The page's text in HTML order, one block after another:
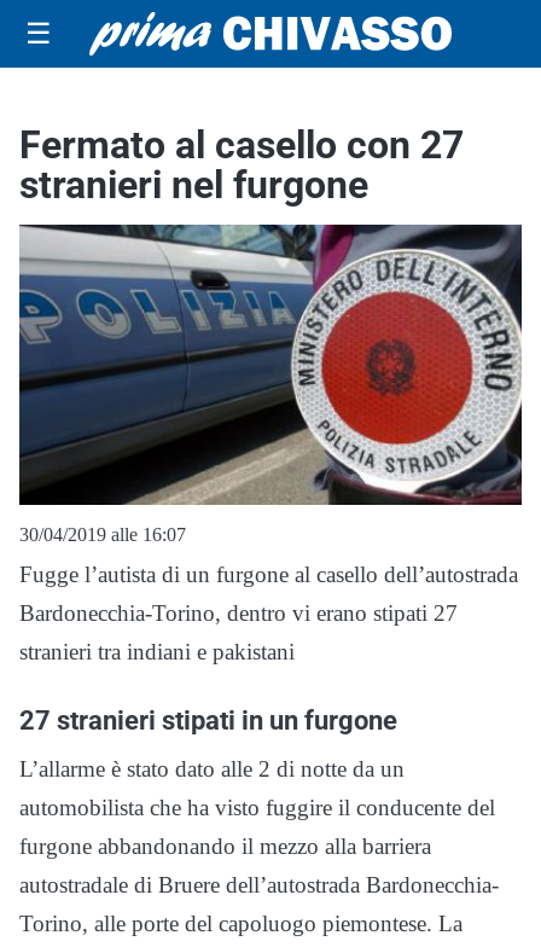
☰
Fermato al casello con 27
stranieri nel furgone
30/04/2019 alle 16:07
Fugge l’autista di un furgone al casello dell’autostrada
Bardonecchia-Torino, dentro vi erano stipati 27
stranieri tra indiani e pakistani
27 stranieri stipati in un furgone
L’allarme è stato dato alle 2 di notte da un
automobilista che ha visto fuggire il conducente del
furgone abbandonando il mezzo alla barriera
autostradale di Bruere dell’autostrada Bardonecchia-
Torino, alle porte del capoluogo piemontese. La